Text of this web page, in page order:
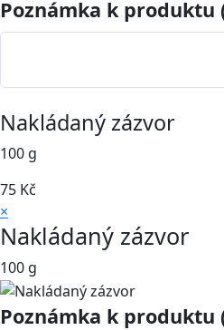
Poznámka k produktu
Nakládaný zázvor
100 g
75 Kč
×
Nakládaný zázvor
100 g
Poznámka k produktu